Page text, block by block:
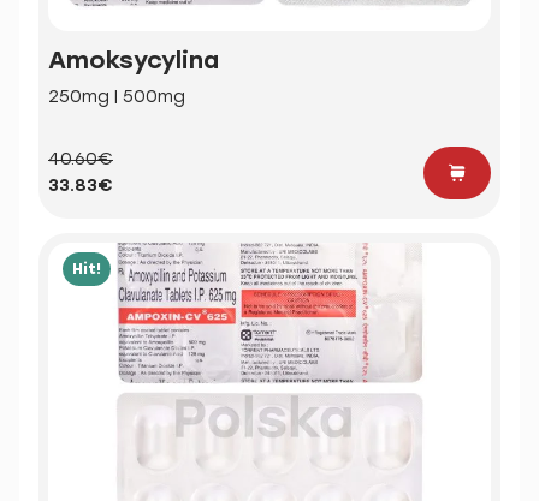
Amoksycylina
250mg | 500mg
40.60€
33.83€
Hit!